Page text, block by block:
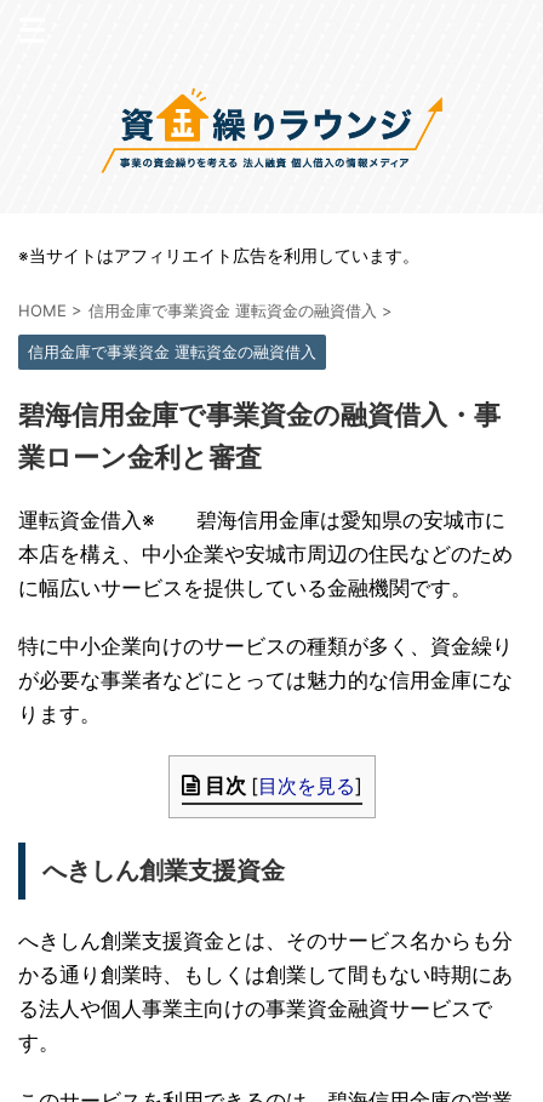
※当サイトはアフィリエイト広告を利用しています。
HOME > 信用金庫で事業資金 運転資金の融資借入 >
信用金庫で事業資金 運転資金の融資借入
碧海信用金庫で事業資金の融資借入・事
業ローン金利と審査
運転資金借入※ 碧海信用金庫は愛知県の安城市に
本店を構え、中小企業や安城市周辺の住民などのため
に幅広いサービスを提供している金融機関です。
特に中小企業向けのサービスの種類が多く、資金繰り
が必要な事業者などにとっては魅力的な信用金庫にな
ります。
目次 [目次を見る]
へきしん創業支援資金
へきしん創業支援資金とは、そのサービス名からも分
かる通り創業時、もしくは創業して間もない時期にあ
る法人や個人事業主向けの事業資金融資サービスで
す。